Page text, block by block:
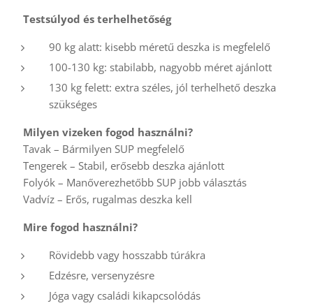
Testsúlyod és terhelhetőség
90 kg alatt: kisebb méretű deszka is megfelelő
100-130 kg: stabilabb, nagyobb méret ajánlott
130 kg felett: extra széles, jól terhelhető deszka
szükséges
Milyen vizeken fogod használni?
🏝️ Tavak – Bármilyen SUP megfelelő
🌊 Tengerek – Stabil, erősebb deszka ajánlott
🌊 Folyók – Manőverezhetőbb SUP jobb választás
💦 Vadvíz – Erős, rugalmas deszka kell
Mire fogod használni?
Rövidebb vagy hosszabb túrákra
Edzésre, versenyzésre
Jóga vagy családi kikapcsolódás